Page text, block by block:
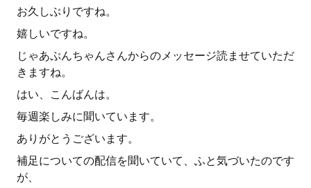
お久しぶりですね。
嬉しいですね。
じゃあぷんちゃんさんからのメッセージ読ませていただ
きますね。
はい、こんばんは。
毎週楽しみに聞いています。
ありがとうございます。
補足についての配信を聞いていて、ふと気づいたのです
が、